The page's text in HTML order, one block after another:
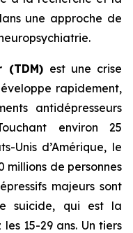
une approche de
(TDM) est une crise
rapidement,
antidépresseurs
environ 25
Unis d’Amérique, le
millions de personnes
majeurs sont
suicide, qui est la
15-29 ans. Un tiers